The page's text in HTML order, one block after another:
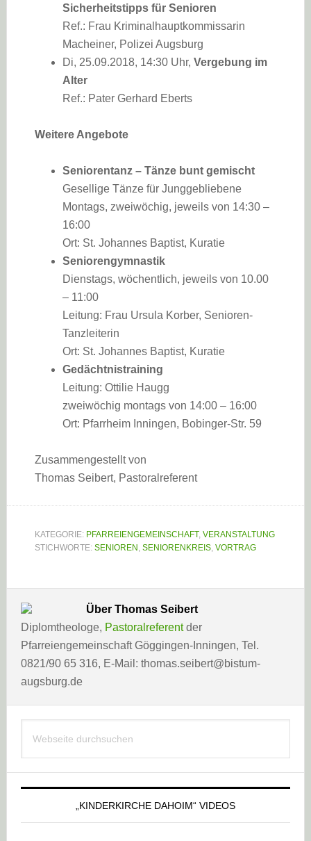
Sicherheitstipps für Senioren
Ref.: Frau Kriminalhauptkommissarin
Macheiner, Polizei Augsburg
Di, 25.09.2018, 14:30 Uhr, Vergebung im
Alter
Ref.: Pater Gerhard Eberts
Weitere Angebote
Seniorentanz – Tänze bunt gemischt
Gesellige Tänze für Junggebliebene
Montags, zweiwöchig, jeweils von 14:30 –
16:00
Ort: St. Johannes Baptist, Kuratie
Seniorengymnastik
Dienstags, wöchentlich, jeweils von 10.00
– 11:00
Leitung: Frau Ursula Korber, Senioren-
Tanzleiterin
Ort: St. Johannes Baptist, Kuratie
Gedächtnistraining
Leitung: Ottilie Haugg
zweiwöchig montags von 14:00 – 16:00
Ort: Pfarrheim Inningen, Bobinger-Str. 59
Zusammengestellt von
Thomas Seibert, Pastoralreferent
KATEGORIE: PFARREIENGEMEINSCHAFT, VERANSTALTUNG
STICHWORTE: SENIOREN , SENIORENKREIS, VORTRAG
Über Thomas Seibert
Diplomtheologe, Pastoralreferentder
Pfarreiengemeinschaft Göggingen-Inningen, Tel.
0821/90 65 316, E-Mail: thomas.seibert@bistum-
augsburg.de
Haupt-
Sidebar
durchsuchen
„KINDERKIRCHE DAHOIM“ VIDEOS